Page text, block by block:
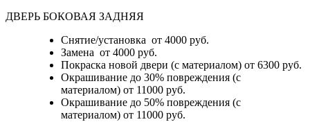
ДВЕРЬ БОКОВАЯ ЗАДНЯЯ
Снятие/установка от 4000 руб.
Замена от 4000 руб.
Покраска новой двери (с материалом) от 6300 руб.
Окрашивание до 30% повреждения (с
материалом) от 11000 руб.
Окрашивание до 50% повреждения (с
материалом) от 11000 руб.